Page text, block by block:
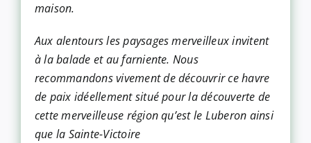
maison.
Aux alentours les paysages merveilleux invitent
à la balade et au farniente. Nous
recommandons vivement de découvrir ce havre
de paix idéellement situé pour la découverte de
cette merveilleuse région qu’est le Luberon ainsi
que la Sainte-Victoire